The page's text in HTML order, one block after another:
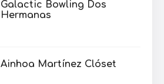
Galactic Bowling Dos
Hermanas
Ainhoa Martínez Clóset